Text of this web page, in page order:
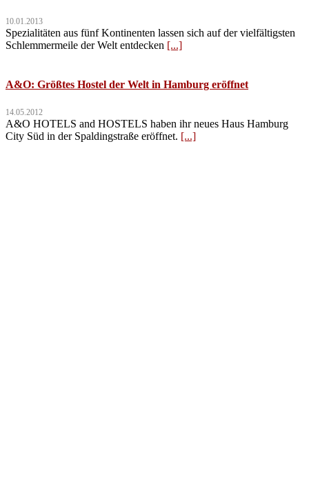
10.01.2013
Spezialitäten aus fünf Kontinenten lassen sich auf der vielfältigsten
Schlemmermeile der Welt entdecken [...]
A&O: Größtes Hostel der Welt in Hamburg eröffnet
14.05.2012
A&O HOTELS and HOSTELS haben ihr neues Haus Hamburg
City Süd in der Spaldingstraße eröffnet. [...]